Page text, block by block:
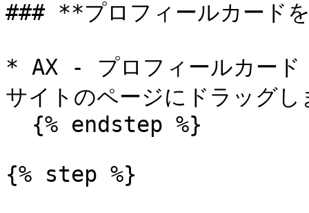
### **プロフィールカード
* AX - プロフィールカー
サイトのページにドラッグし
{% step %}